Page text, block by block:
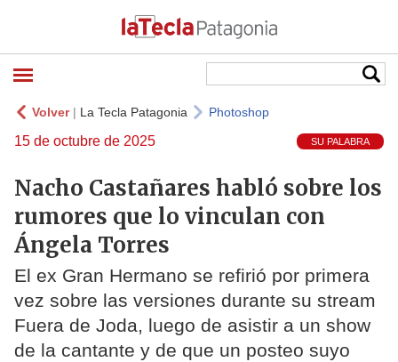
Volver| La Tecla Patagonia Photoshop
15 de octubre de 2025 SU PALABRA
Nacho Castañares habló sobre los
rumores que lo vinculan con
Ángela Torres
El ex Gran Hermano se refirió por primera
vez sobre las versiones durante su stream
Fuera de Joda, luego de asistir a un show
de la cantante y de que un posteo suyo